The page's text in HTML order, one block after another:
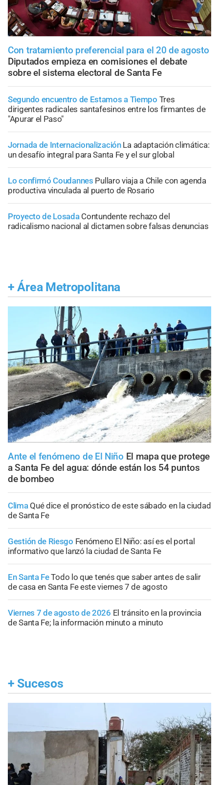
Con tratamiento preferencial para el 20 de agosto
Diputados empieza en comisiones el debate
sobre el sistema electoral de Santa Fe
Segundo encuentro de Estamos a Tiempo Tres
dirigentes radicales santafesinos entre los firmantes de
"Apurar el Paso"
Jornada de Internacionalización La adaptación climática:
un desafío integral para Santa Fe y el sur global
Lo confirmó Coudannes Pullaro viaja a Chile con agenda
productiva vinculada al puerto de Rosario
Proyecto de Losada Contundente rechazo del
radicalismo nacional al dictamen sobre falsas denuncias
+ Área Metropolitana
Ante el fenómeno de El Niño El mapa que protege
a Santa Fe del agua: dónde están los 54 puntos
de bombeo
Clima Qué dice el pronóstico de este sábado en la ciudad
de Santa Fe
Gestión de Riesgo Fenómeno El Niño: así es el portal
informativo que lanzó la ciudad de Santa Fe
En Santa FeTodo lo que tenés que saber antes de salir
de casa en Santa Fe este viernes 7 de agosto
Viernes 7 de agosto de 2026 El tránsito en la provincia
de Santa Fe; la información minuto a minuto
+ Sucesos